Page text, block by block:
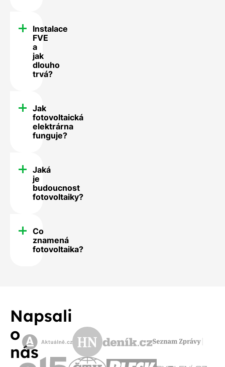
Instalace
FVE
a
jak
dlouho
trvá?
Jak
fotovoltaická
elektrárna
funguje?
Jaká
je
budoucnost
fotovoltaiky?
Co
znamená
fotovoltaika?
Napsali
o
nás